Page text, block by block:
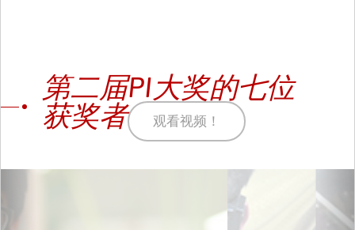
第二届PI大奖的七位
获奖者
观看视频！